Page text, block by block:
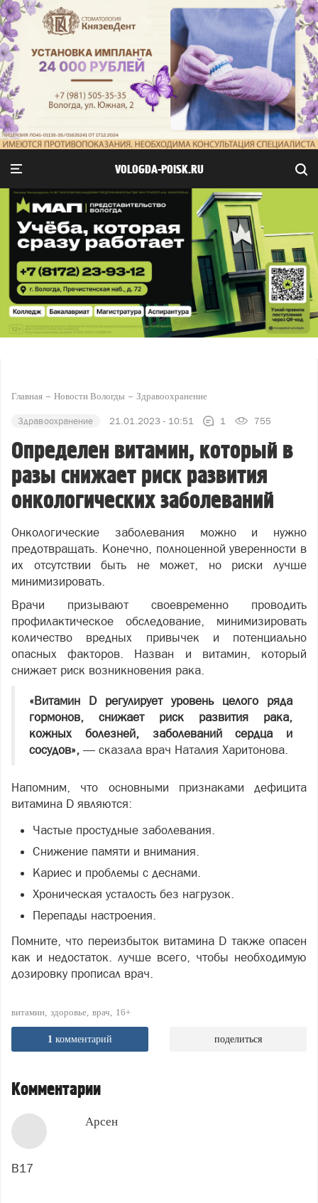
VOLOGDA-POISK.RU
Главная Новости Вологды Здравоохранение
Здравоохранение 21.01.2023 - 10:51 1 755
Определен витамин, который в
разы снижает риск развития
онкологических заболеваний
Онкологические заболевания можно и нужно
предотвращать. Конечно, полноценной уверенности в
их отсутствии быть не может, но риски лучше
минимизировать.
Врачи призывают своевременно проводить
профилактическое обследование, минимизировать
количество вредных привычек и потенциально
опасных факторов. Назван и витамин, который
снижает риск возникновения рака.
«Витамин D регулирует уровень целого ряда
гормонов, снижает риск развития рака,
кожных болезней, заболеваний сердца и
сосудов», — сказала врач Наталия Харитонова.
Напомним, что основными признаками дефицита
витамина D являются:
Частые простудные заболевания.
Снижение памяти и внимания.
Кариес и проблемы с деснами.
Хроническая усталость без нагрузок.
Перепады настроения.
Помните, что переизбыток витамина D также опасен
как и недостаток. лучше всего, чтобы необходимую
дозировку прописал врач.
витамин здоровье врач 16+
1 комментарий поделиться
Комментарии
Арсен
В17